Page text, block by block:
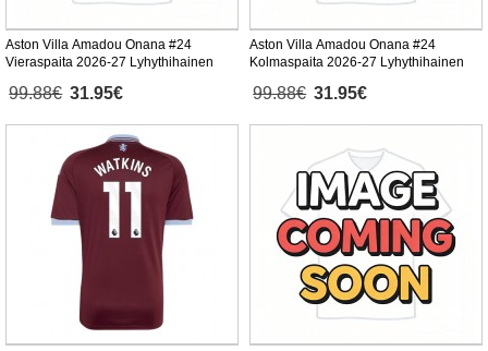
Aston Villa Amadou Onana #24
Vieraspaita 2026-27 Lyhythihainen
99.88€ 31.95€
Aston Villa Amadou Onana #24
Kolmaspaita 2026-27 Lyhythihainen
99.88€ 31.95€